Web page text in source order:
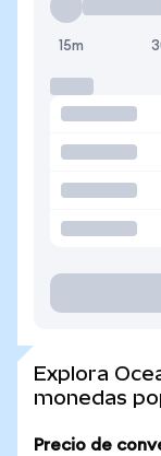
15m
Explora
monedas
Precio de